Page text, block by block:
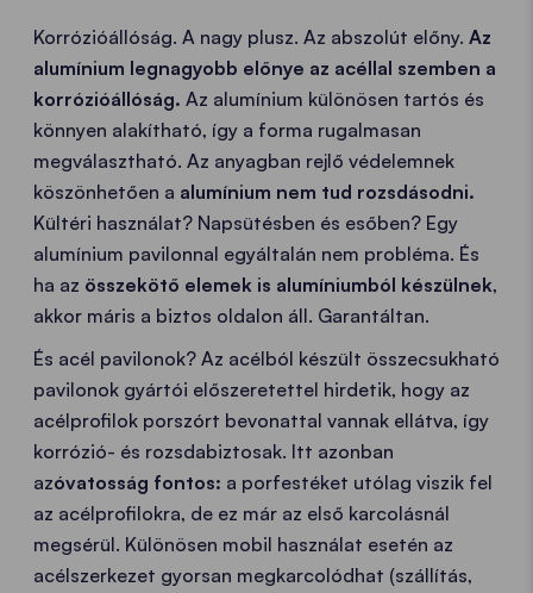
Korrózióállóság. A nagy plusz. Az abszolút előny. Az
alumínium legnagyobb előnye az acéllal szemben a
korrózióállóság. Az alumínium különösen tartós és
könnyen alakítható, így a forma rugalmasan
megválasztható. Az anyagban rejlő védelemnek
köszönhetően a alumínium nem tud rozsdásodni.
Kültéri használat? Napsütésben és esőben? Egy
alumínium pavilonnal egyáltalán nem probléma. És
ha az összekötő elemek is alumíniumból készülnek,
akkor máris a biztos oldalon áll. Garantáltan.
És acél pavilonok? Az acélból készült összecsukható
pavilonok gyártói előszeretettel hirdetik, hogy az
acélprofilok porszórt bevonattal vannak ellátva, így
korrózió- és rozsdabiztosak. Itt azonban
azóvatosság fontos: a porfestéket utólag viszik fel
az acélprofilokra, de ez már az első karcolásnál
megsérül. Különösen mobil használat esetén az
acélszerkezet gyorsan megkarcolódhat (szállítás,